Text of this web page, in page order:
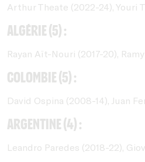
Arthur Theate (2022-24), Youri
Algérie (5) :
Rayan Aït-Nouri (2017-20),
Colombie (5) :
David Ospina (2008-14), Juan
Argentine (4) :
Leandro Paredes (2018-22),